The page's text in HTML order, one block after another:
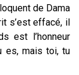
de Dama
s’est effacé, il
est l’honneur
es, mais toi, tu